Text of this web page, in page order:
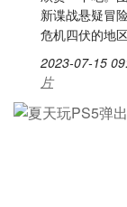
新谍战悬疑冒
危机四伏的地
2023-07-15
片